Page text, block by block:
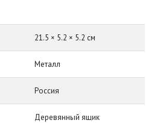
21.5 × 5.2 × 5.2 см
Металл
Россия
Деревянный ящик